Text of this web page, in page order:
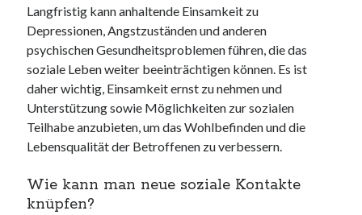
Langfristig kann anhaltende Einsamkeit zu
Depressionen, Angstzuständen und anderen
psychischen Gesundheitsproblemen führen, die das
soziale Leben weiter beeinträchtigen können. Es ist
daher wichtig, Einsamkeit ernst zu nehmen und
Unterstützung sowie Möglichkeiten zur sozialen
Teilhabe anzubieten, um das Wohlbefinden und die
Lebensqualität der Betroffenen zu verbessern.
Wie kann man neue soziale Kontakte
knüpfen?